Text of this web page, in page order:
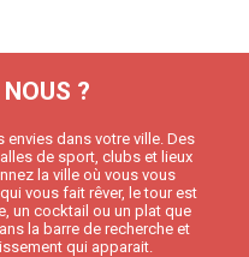
?
envies dans votre ville. Des
de sport, clubs et lieux
la ville où vous vous
vous fait rêver, le tour est
un cocktail ou un plat que
la barre de recherche et
qui apparait.